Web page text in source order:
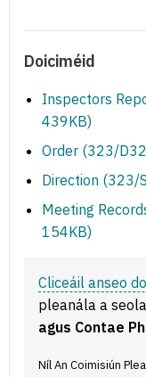
Doiciméid
Inspectors
439KB)
Order (323/
Direction (323/
Meeting
154KB)
Cliceáil anseo
pleanála a
agus Contae
Níl An Coimisiún